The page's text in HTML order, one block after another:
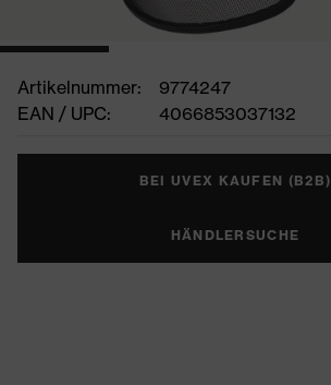
Artikelnummer:
9774247
EAN / UPC:
4066853037132
BEI UVEX KAUFEN (B2B)
HÄNDLERSUCHE